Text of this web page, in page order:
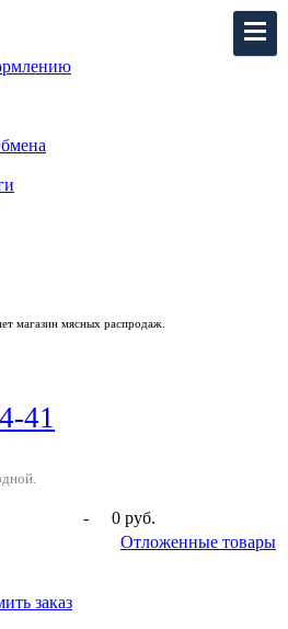
магазин мясных распродаж.
41
-
0 руб.
Отложенные товары
заказ